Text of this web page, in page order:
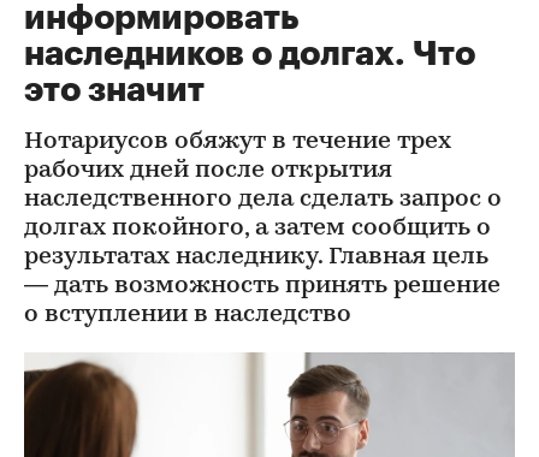
информировать
наследников о долгах. Что
это значит
Нотариусов обяжут в течение трех
рабочих дней после открытия
наследственного дела сделать запрос о
долгах покойного, а затем сообщить о
результатах наследнику. Главная цель
— дать возможность принять решение
о вступлении в наследство